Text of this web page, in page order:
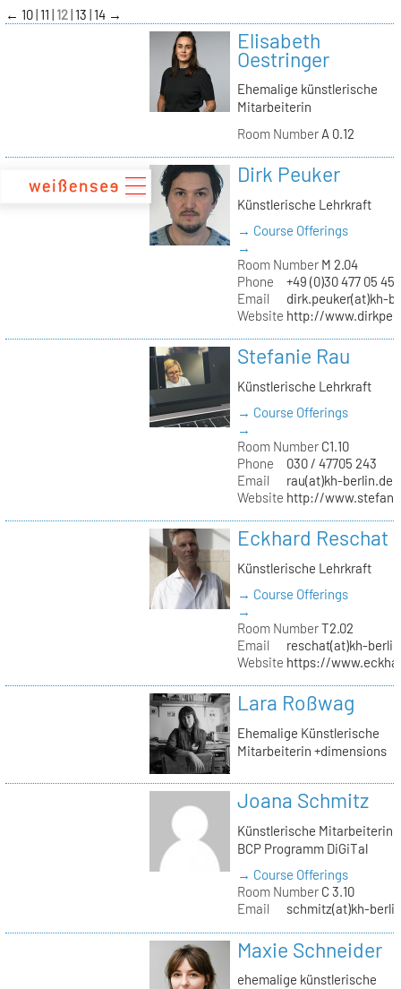
zum
Inhalt
← 10 11 12 13 14 →
Elisabeth
Oestringer
Ehemalige künstlerische
Mitarbeiterin
Room NumberA 0.12
Dirk Peuker
Künstlerische Lehrkraft
→ Course Offerings
→
Room NumberM 2.04
Phone
+49 (0)30 477 05
Email
dirk.peuker(at)kh-
Website http://
Stefanie Rau
Künstlerische Lehrkraft
→ Course Offerings
→
Room NumberC1.10
Phone
030 / 47705 243
Email
rau(at)kh-berlin.de
Website http://
Eckhard Reschat
Künstlerische Lehrkraft
→ Course Offerings
→
Room NumberT2.02
Email
reschat(at)kh-
Website https://
Lara Roßwag
Ehemalige Künstlerische
Mitarbeiterin +dimensions
Joana Schmitz
Künstlerische Mitarbeiterin
BCP Programm DiGiTal
→ Course Offerings
Room NumberC 3.10
Email
schmitz(at)kh-
Maxie Schneider
ehemalige künstlerische